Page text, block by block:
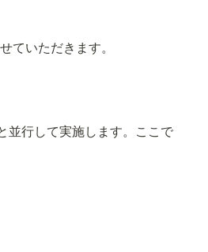
ていただきます。
並行して実施します。ここで